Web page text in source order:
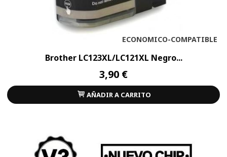
ECONOMICO-COMPATIBLE
Brother LC123XL/LC121XL Negro...
3,90 €
AÑADIR A CARRITO